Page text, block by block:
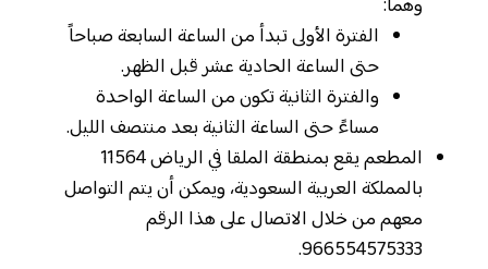
وهما:
الفترة الأولى تبدأ من الساعة السابعة صباحاً
حتى الساعة الحادية عشر قبل الظهر.
والفترة الثانية تكون من الساعة الواحدة
مساءً حتى الساعة الثانية بعد منتصف الليل.
المطعم يقع بمنطقة الملقا في الرياض 11564
بالمملكة العربية السعودية، ويمكن أن يتم التواصل
معهم من خلال الاتصال على هذا الرقم
966554575333.